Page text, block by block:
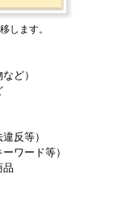
します。
ど）
反等）
ワード等）
品